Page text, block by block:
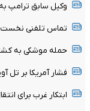
وکیل سابق ترامپ
تماس تلفنی نخست
حمله موشکی به
فشار آمریکا بر تل
ابتکار غرب برای